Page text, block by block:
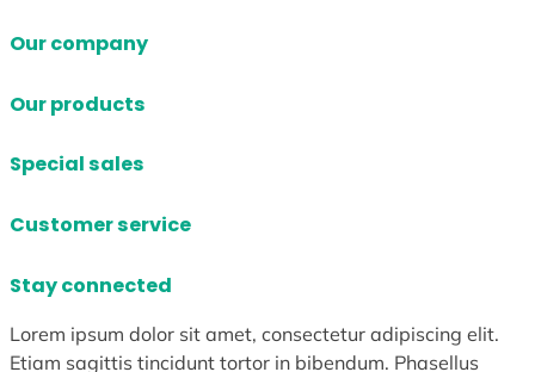
Our company
Our products
Special sales
Customer service
Stay connected
Lorem ipsum dolor sit amet, consectetur adipiscing elit.
Etiam sagittis tincidunt tortor in bibendum. Phasellus